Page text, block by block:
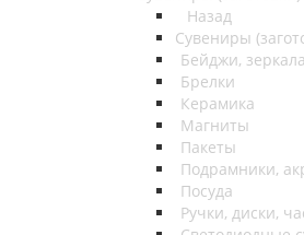
Назад
Сувениры
Бейджи,
Брелки
Керамика
Магниты
Пакеты
Подрамники,
Посуда
Ручки, диски,